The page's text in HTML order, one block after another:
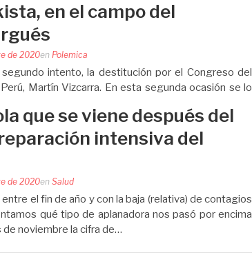
en el campo del
de 2020en Polemica
intento, la destitución por el Congreso del
Martín Vizcarra. En esta segunda ocasión se lo
que se viene después del
intensiva del
de 2020en Salud
el fin de año y con la baja (relativa) de contagios
qué tipo de aplanadora nos pasó por encima
noviembre la cifra de…